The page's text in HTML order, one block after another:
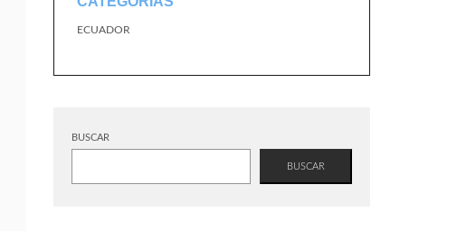
ECUADOR
BUSCAR
BUSCAR